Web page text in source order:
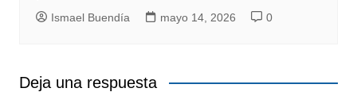
Ismael Buendía mayo 14, 2026 0
Deja una respuesta